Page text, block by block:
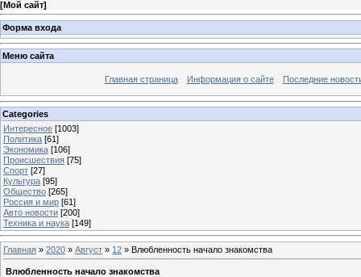
[Мой сайт]
Форма входа
Меню сайта
Главная страница Информация о сайте Последние
Categories
Интересное [1003]
Политика [61]
Экономика [106]
Происшествия [75]
Спорт [27]
Культура [95]
Общество [265]
Россия и мир [61]
Авто новости [200]
Техника и наука [149]
Главная » 2020 » Август » 12 » Влюбленность начало знакомства
Влюбленность начало знакомства